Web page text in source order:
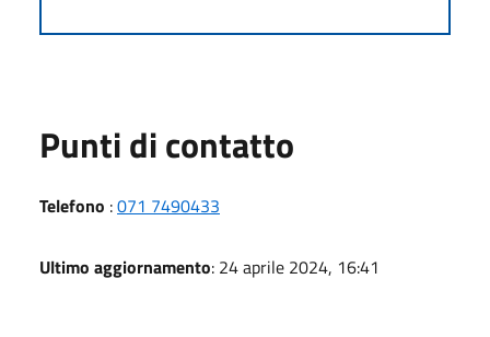
Punti di contatto
Telefono :071 7490433
Ultimo aggiornamento: 24 aprile 2024, 16:41